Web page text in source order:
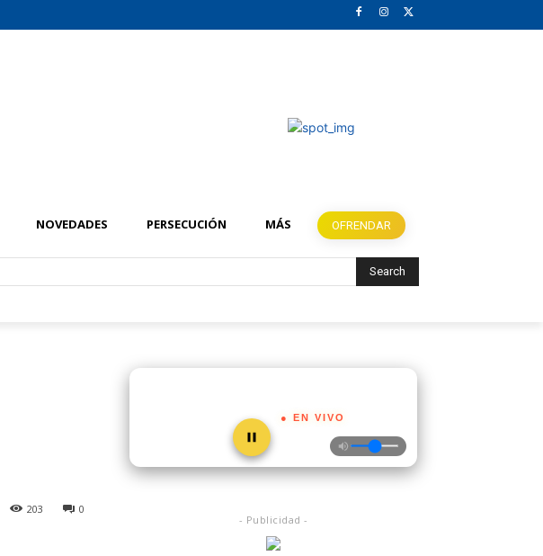
NOVEDADES PERSECUCIÓN MÁS OFRENDAR
Search
0
203
● EN VIVO
- Publicidad -